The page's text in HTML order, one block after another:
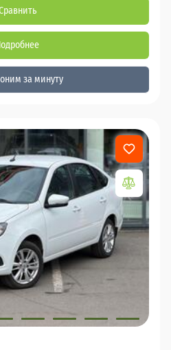
за минуту